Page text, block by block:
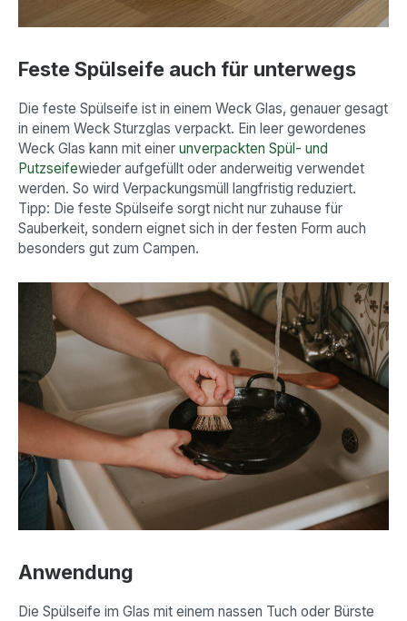
Feste Spülseife auch für unterwegs
Die feste Spülseife ist in einem Weck Glas, genauer gesagt
in einem Weck Sturzglas verpackt. Ein leer gewordenes
Weck Glas kann mit einer unverpackten Spül- und
Putzseifewieder aufgefüllt oder anderweitig verwendet
werden. So wird Verpackungsmüll langfristig reduziert.
Tipp: Die feste Spülseife sorgt nicht nur zuhause für
Sauberkeit, sondern eignet sich in der festen Form auch
besonders gut zum Campen.
Anwendung
Die Spülseife im Glas mit einem nassen Tuch oder Bürste